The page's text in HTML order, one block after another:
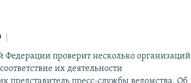
Федерации проверит несколько организаций
их деятельности